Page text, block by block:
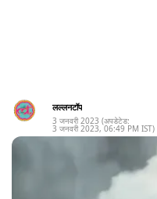
लल्लनटॉप
3 जनवरी 2023 (अपडेटेड:
3 जनवरी 2023, 06:49 PM IST)